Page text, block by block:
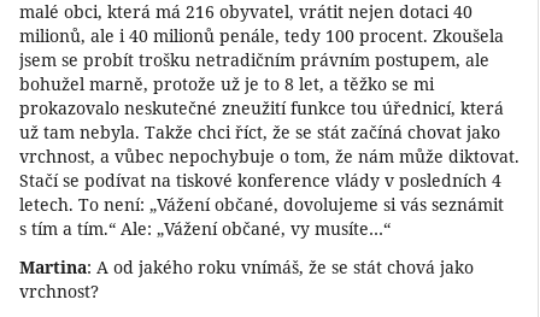
malé obci, která má 216 obyvatel, vrátit nejen dotaci 40
milionů, ale i 40 milionů penále, tedy 100 procent. Zkoušela
jsem se probít trošku netradičním právním postupem, ale
bohužel marně, protože už je to 8 let, a těžko se mi
prokazovalo neskutečné zneužití funkce tou úřednicí, která
už tam nebyla. Takže chci říct, že se stát začíná chovat jako
vrchnost, a vůbec nepochybuje o tom, že nám může diktovat.
Stačí se podívat na tiskové konference vlády v posledních 4
letech. To není: „Vážení občané, dovolujeme si vás seznámit
s tím a tím.“ Ale: „Vážení občané, vy musíte…“
Martina: A od jakého roku vnímáš, že se stát chová jako
vrchnost?